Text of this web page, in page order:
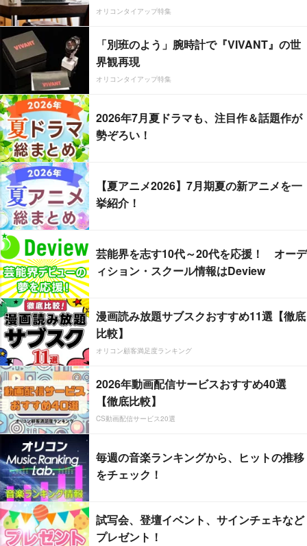
オリコンタイアップ特集
「別班のよう」腕時計で『VIVANT』の世
界観再現
オリコンタイアップ特集
2026年7月夏ドラマも、注目作＆話題作が
勢ぞろい！
【夏アニメ2026】7月期夏の新アニメを一
挙紹介！
芸能界を志す10代～20代を応援！ オーデ
ィション・スクール情報はDeview
漫画読み放題サブスクおすすめ11選【徹底
比較】
オリコン顧客満足度ランキング
2026年動画配信サービスおすすめ40選
【徹底比較】
CS動画配信サービス20選
毎週の音楽ランキングから、ヒットの推移
をチェック！
試写会、登壇イベント、サインチェキなど
プレゼント！